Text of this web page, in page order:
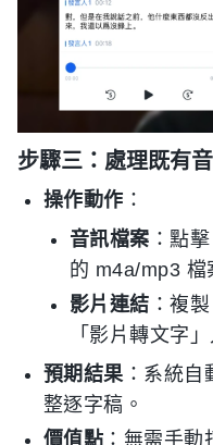
步驟三：處理既有
操作動作 ：
音訊檔案 ：點
的 m4a/mp3 檔
影片連結 ：複
「影片轉文字」
預期結果：系統自
整逐字稿。
價值點 ：無需手